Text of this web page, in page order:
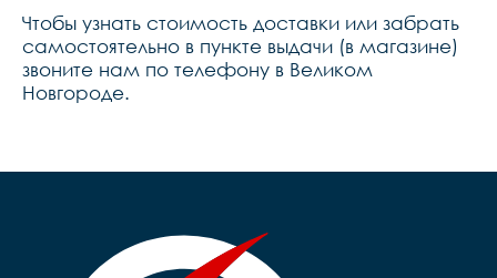
Чтобы узнать стоимость доставки или забрать
самостоятельно в пункте выдачи (в магазине)
звоните нам по телефону в Великом
Новгороде.